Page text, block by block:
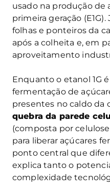
usado na produção de
primeira geração
folhas e ponteiros da
após a colheita e, em
aproveitamento
Enquanto o etanol 1G
fermentação de
presentes no caldo da
quebra da parede
(composta por
para liberar açúcares
ponto central que
explica tanto o
complexidade